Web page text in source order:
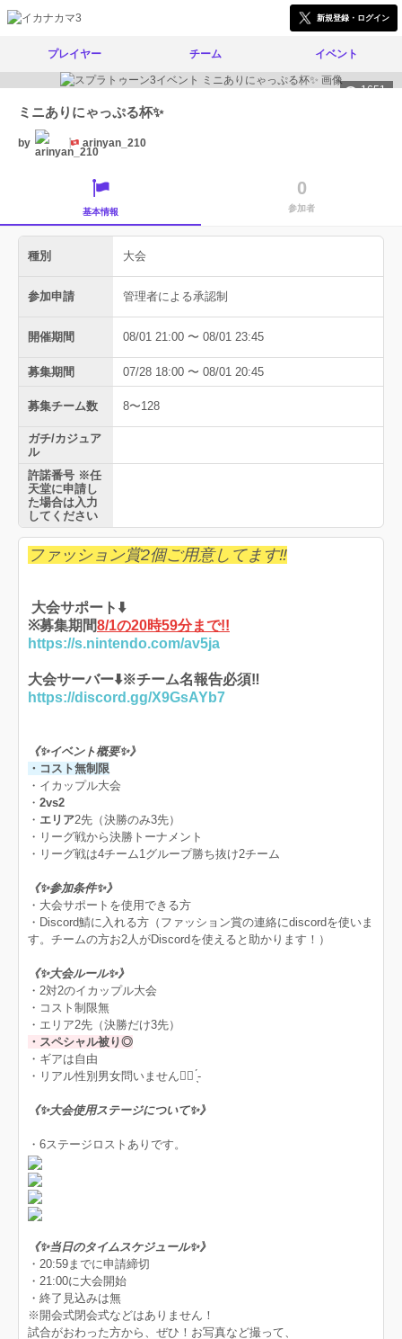
新規登録・ログイン
プレイヤー チーム イベント
1651
ミニありにゃっぷる杯✨
by arinyan_210
基本情報
0
参加者
種別 大会
参加申請 管理者による承認制
開催期間 08/01 21:00 〜 08/01 23:45
募集期間 07/28 18:00 〜 08/01 20:45
募集チーム数 8〜128
ガチ/カジュア
ル
許諾番号 ※任
天堂に申請し
た場合は入力
してください
ファッション賞2個ご用意してます‼️
大会サポート⬇️
※募集期間8/1の20時59分まで!!
https://s.nintendo.com/av5ja
大会サーバー⬇️※チーム名報告必須‼️
https://discord.gg/X9GsAYb7
《✨イベント概要✨》
・コスト無制限
・イカップル大会
・ 2vs2
・ エリア2先（決勝のみ3先）
・リーグ戦から決勝トーナメント
・リーグ戦は4チーム1グループ勝ち抜け2チーム
《✨参加条件✨》
・大会サポートを使用できる方
・Discord鯖に入れる方（ファッション賞の連絡にdiscordを使いま
す。チームの方お2人がDiscordを使えると助かります！）
《✨大会ルール✨》
・2対2のイカップル大会
・コスト制限無
・エリア2先（決勝だけ3先）
・スペシャル被り◎
・ギアは自由
・リアル性別男女問いません👌🏻 ̖́-‬
《✨大会使用ステージについて✨》
・6ステージロストありです。
《✨当日のタイムスケジュール✨》
・20:59までに申請締切
・21:00に大会開始
・終了見込みは無
※開会式閉会式などはありません！
試合がおわった方から、ぜひ！お写真など撮って、